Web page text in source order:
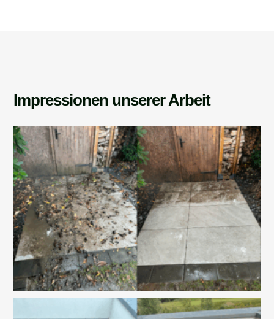
Impressionen unserer Arbeit